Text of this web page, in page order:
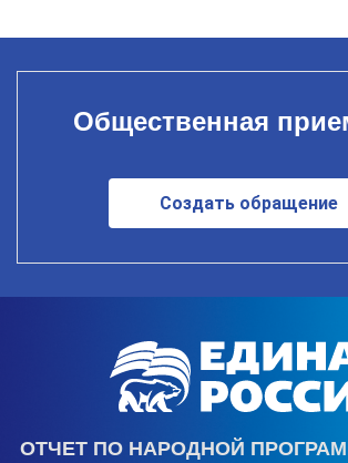
Общественная
Создать обращение
ОТЧЕТ ПО НАРОДНОЙ